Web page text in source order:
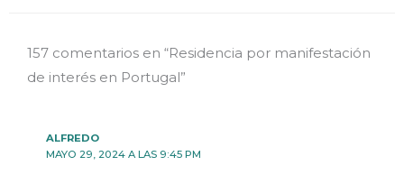
157 comentarios en “Residencia por manifestación
de interés en Portugal”
ALFREDO
MAYO 29, 2024 A LAS 9:45 PM